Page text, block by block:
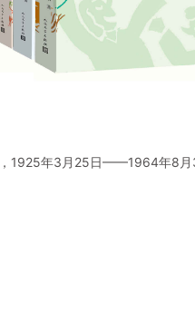
1925年3月25日——1964年8